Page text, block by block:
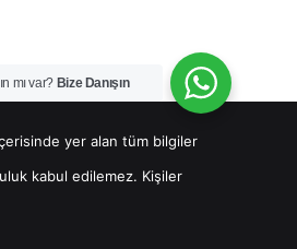
yer alan tüm bilgiler
kabul edilemez. Kişiler
mı var? Bize Danışın